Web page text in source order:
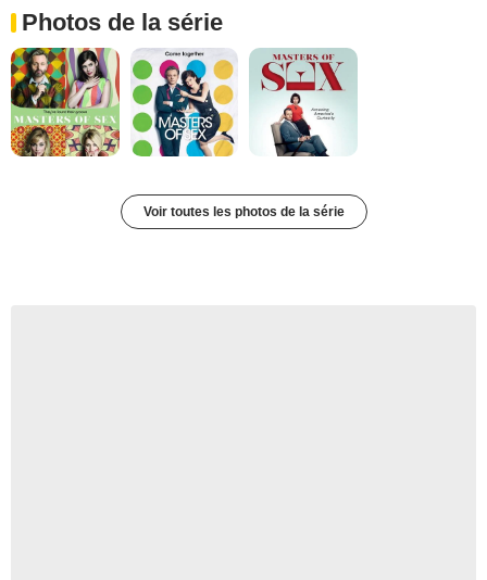
Photos de la série
Voir toutes les photos de la série